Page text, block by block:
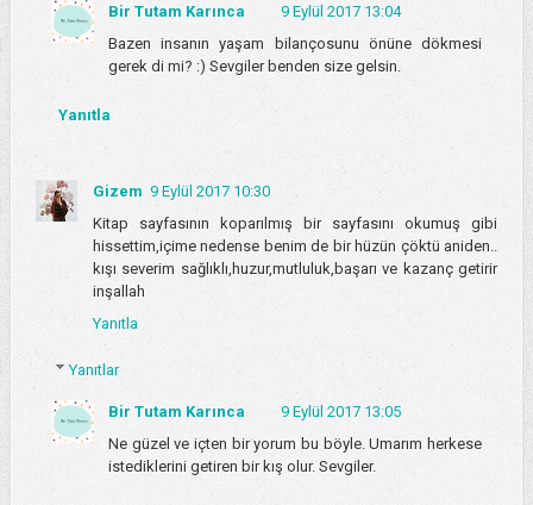
Bir Tutam Karınca
9 Eylül 2017 13:04
Bazen insanın yaşam bilançosunu önüne dökmesi
gerek di mi? :) Sevgiler benden size gelsin.
Yanıtla
Gizem 9 Eylül 2017 10:30
Kitap sayfasının koparılmış bir sayfasını okumuş gibi
hissettim,içime nedense benim de bir hüzün çöktü aniden..
kışı severim sağlıklı,huzur,mutluluk,başarı ve kazanç getirir
inşallah
Yanıtla
Yanıtlar
Bir Tutam Karınca
9 Eylül 2017 13:05
Ne güzel ve içten bir yorum bu böyle. Umarım herkese
istediklerini getiren bir kış olur. Sevgiler.